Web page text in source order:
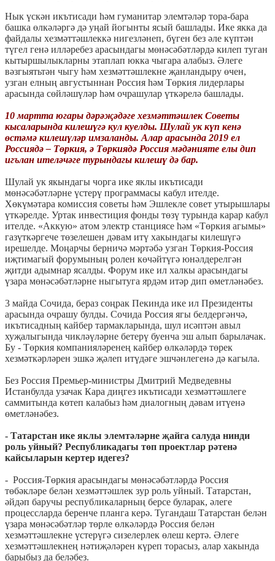
Нык үскән икътисади һәм гуманитар элемтәләр тора-бара
башка өлкәләргә дә уңай йогынты ясый башлады. Ике якка да
файдалы хезмәттәшлеккә нигезләнеп, бүген без әле күптән
түгел генә илләребез арасындагы мөнәсәбәтләрдә килеп туган
кытыршылыкларны этаплап юкка чыгара алабыз. Әлеге
вәзгыятьтән чыгу һәм хезмәттәшлекне җанландыру өчен,
узган елның августыннан Россия һәм Төркия лидерлары
арасында сөйләшүләр һәм очрашулар үткәрелә башлады.
10 мартта югары дәрәҗәдәге хезмәттәшлек Советы
кысаларында килешүгә кул куелды. Шулай ук күп кенә
өстәмә килешүләр имзаланды. Алар арасында 2019 ел
Россиядә – Төркия, ә Төркиядә Россия мәдәнияте елы дип
игълан ителәчәге турындагы килешү дә бар.
Шулай ук якындагы чорга ике яклы икътисади
мөнәсәбәтләрне үстерү программасы кабул ителде.
Хөкүмәтара комиссия советы һәм Эшлекле совет утырышлары
үткәрелде. Уртак инвестиция фонды төзү турында карар кабул
ителде. «Аккую» атом электр станциясе һәм «Төркия агымы»
газүткәргече төзелешен дәвам итү хакындагы килешүгә
ирешелде. Моңарчы берничә мәртәбә узган Төркия-Россия
иҗтимагый форумының ролен көчәйтүгә юнәлдерелгән
җитди адымнар ясалды. Форум ике ил халкы арасындагы
үзара мөнәсәбәтләрне ныгытуга ярдәм итәр дип өметләнәбез.
3 майда Сочида, бераз соңрак Пекинда ике ил Президенты
арасында очрашу булды. Сочида Россия ягы белдергәнчә,
икътисадның кайбер тармакларында, шул исәптән авыл
хуҗалыгында чикләүләрне бетерү буенча эш алып барылачак.
Бу - Төркия компанияләренең кайбер өлкәләрдә төрек
хезмәткәрләрен эшкә җәлеп итүдәге эшчәнлегенә дә кагыла.
Без Россия Премьер-министры Дмитрий Медведевны
Истанбулда узачак Кара диңгез икътисади хезмәттәшлеге
саммитында көтеп калабыз һәм диалогның дәвам итүенә
өметләнәбез.
- Татарстан ике яклы элемтәләрне җайга салуда нинди
роль уйный? Республикадагы төп проектлар рәтенә
кайсыларын кертер идегез?
- Россия-Төркия арасындагы мөнәсәбәтләрдә Россия
төбәкләре белән хезмәттәшлек зур роль уйный. Татарстан,
әйдәп баручы республикаларның берсе буларак, әлеге
процессларда беренче планга керә. Тугандаш Татарстан белән
үзара мөнәсәбәтләр төрле өлкәләрдә Россия белән
хезмәттәшлекне үстерүгә сизелерлек өлеш кертә. Әлеге
хезмәттәшлекнең нәтиҗәләрен күреп торасыз, алар хакында
барыбыз да беләбез.